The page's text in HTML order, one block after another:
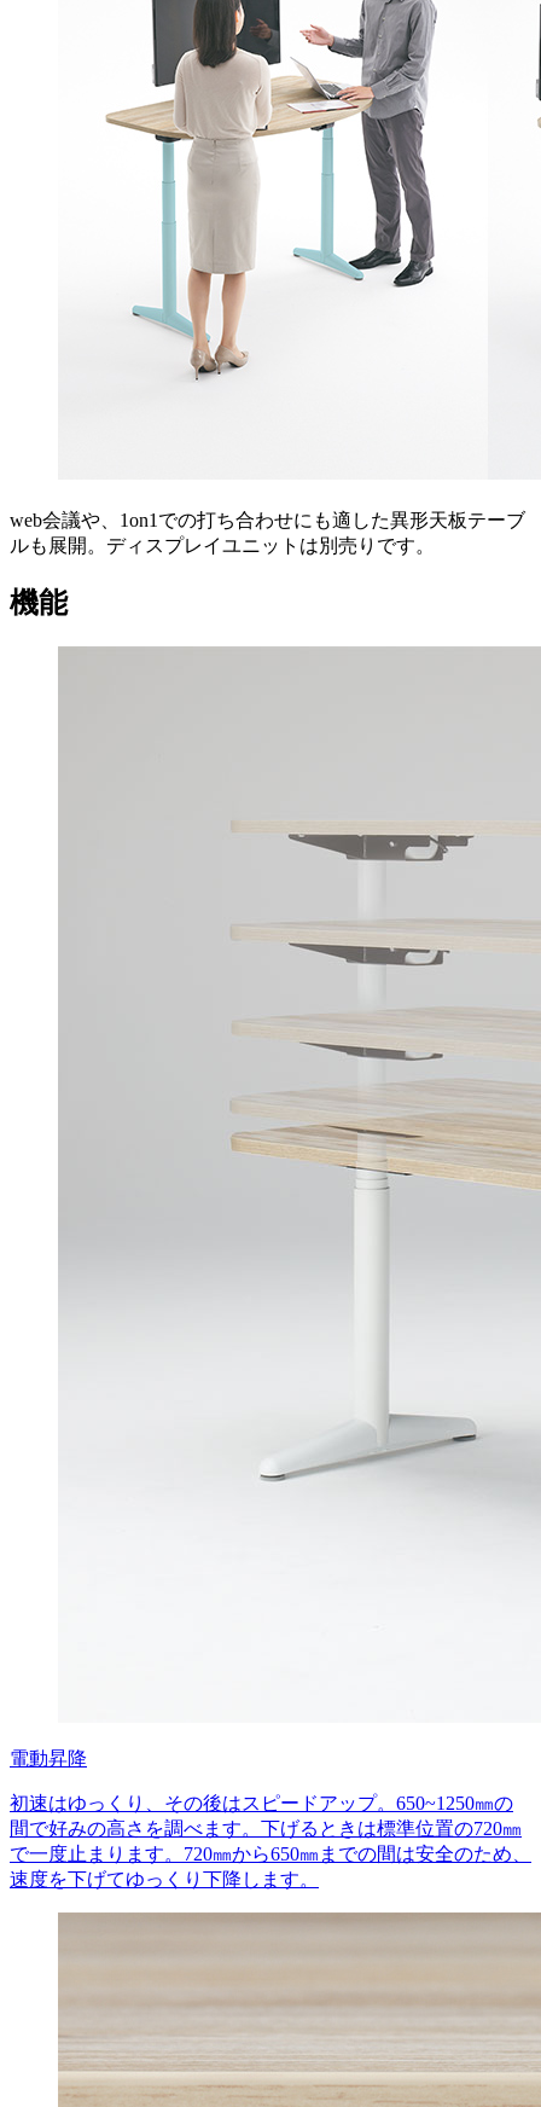
web会議や、1on1での打ち合わせにも適した異形天板テーブ
ルも展開。ディスプレイユニットは別売りです。
機能
電動昇降
初速はゆっくり、その後はスピードアップ。650~1250㎜の
間で好みの高さを調べます。下げるときは標準位置の720㎜
で一度止まります。720㎜から650㎜までの間は安全のため、
速度を下げてゆっくり下降します。